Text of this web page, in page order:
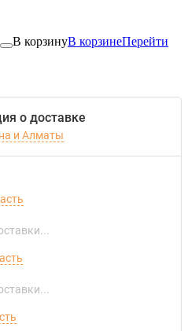
В корзинуВ корзинеПерейти
о доставке
и Алматы